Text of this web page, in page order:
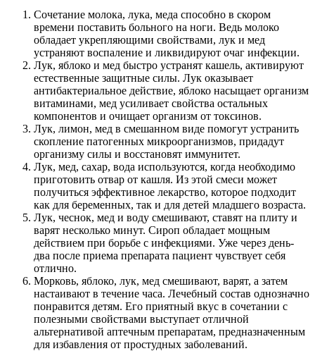
Сочетание молока, лука, меда способно в скором
времени поставить больного на ноги. Ведь молоко
обладает укрепляющими свойствами, лук и мед
устраняют воспаление и ликвидируют очаг инфекции.
Лук, яблоко и мед быстро устранят кашель, активируют
естественные защитные силы. Лук оказывает
антибактериальное действие, яблоко насыщает организм
витаминами, мед усиливает свойства остальных
компонентов и очищает организм от токсинов.
Лук, лимон, мед в смешанном виде помогут устранить
скопление патогенных микроорганизмов, придадут
организму силы и восстановят иммунитет.
Лук, мед, сахар, вода используются, когда необходимо
приготовить отвар от кашля. Из этой смеси может
получиться эффективное лекарство, которое подходит
как для беременных, так и для детей младшего возраста.
Лук, чеснок, мед и воду смешивают, ставят на плиту и
варят несколько минут. Сироп обладает мощным
действием при борьбе с инфекциями. Уже через день-
два после приема препарата пациент чувствует себя
отлично.
Морковь, яблоко, лук, мед смешивают, варят, а затем
настаивают в течение часа. Лечебный состав однозначно
понравится детям. Его приятный вкус в сочетании с
полезными свойствами выступает отличной
альтернативой аптечным препаратам, предназначенным
для избавления от простудных заболеваний.